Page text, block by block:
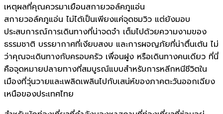
เหตุผลที่คุณควรมาเยือนสกายวอล์คภูแอ่น
สกายวอล์คภูแอ่น ไม่ได้เป็นเพียงแค่จุดชมวิว แต่ยังมอบ
ประสบการณ์การเดินทางที่น่าจดจำ เต็มไปด้วยความงามของ
ธรรมชาติ บรรยากาศที่เงียบสงบ และการผจญภัยที่น่าตื่นเต้น ไม่
ว่าคุณจะเดินทางกับครอบครัว เพื่อนฝูง หรือเดินทางคนเดียว ที่นี่
คือจุดหมายปลายทางที่สมบูรณ์แบบสำหรับการหลีกหนีชีวิตใน
เมืองที่วุ่นวายและเพลิดเพลินไปกับเสน่ห์ของภาคตะวันออกเฉียง
เหนือของประเทศไทย